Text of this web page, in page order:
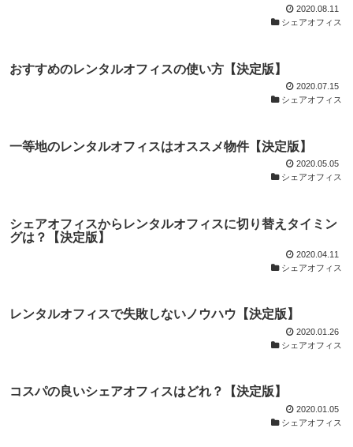
2020.08.11
シェアオフィス
おすすめのレンタルオフィスの使い方【決定版】
2020.07.15
シェアオフィス
一等地のレンタルオフィスはオススメ物件【決定版】
2020.05.05
シェアオフィス
シェアオフィスからレンタルオフィスに切り替えタイミン
グは？【決定版】
2020.04.11
シェアオフィス
レンタルオフィスで失敗しないノウハウ【決定版】
2020.01.26
シェアオフィス
コスパの良いシェアオフィスはどれ？【決定版】
2020.01.05
シェアオフィス